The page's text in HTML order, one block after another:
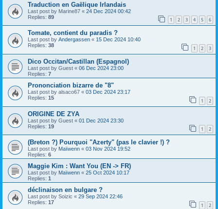
Traduction en Gaëlique Irlandais
Last post by Marine87 « 24 Dec 2024 00:42
Replies: 89 1 2 3 4 5 6
Tomate, contient du paradis ?
Last post by Andergassen « 15 Dec 2024 10:40
Replies: 38 1 2 3
Dico Occitan/Castillan (Espagnol)
Last post by Guest « 06 Dec 2024 23:00
Replies: 7
Prononciation bizarre de "8"
Last post by alsaco67 « 03 Dec 2024 23:17
Replies: 15 1 2
ORIGINE DE ZYA
Last post by Guest « 01 Dec 2024 23:30
Replies: 19 1 2
(Breton ?) Pourquoi "Azerty" (pas le clavier !) ?
Last post by Maïwenn « 03 Nov 2024 19:52
Replies: 6
Maggie Kim : Want You (EN -> FR)
Last post by Maïwenn « 25 Oct 2024 10:17
Replies: 1
déclinaison en bulgare ?
Last post by Soizic « 29 Sep 2024 22:46
Replies: 17 1 2